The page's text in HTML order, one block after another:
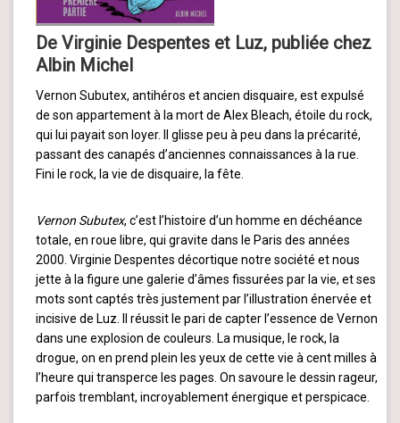
De Virginie Despentes et Luz, publiée chez
Albin Michel
Vernon Subutex, antihéros et ancien disquaire, est expulsé
de son appartement à la mort de Alex Bleach, étoile du rock,
qui lui payait son loyer. Il glisse peu à peu dans la précarité,
passant des canapés d’anciennes connaissances à la rue.
Fini le rock, la vie de disquaire, la fête.
Vernon Subutex, c’est l’histoire d’un homme en déchéance
totale, en roue libre, qui gravite dans le Paris des années
2000. Virginie Despentes décortique notre société et nous
jette à la figure une galerie d’âmes fissurées par la vie, et ses
mots sont captés très justement par l’illustration énervée et
incisive de Luz. Il réussit le pari de capter l’essence de Vernon
dans une explosion de couleurs. La musique, le rock, la
drogue, on en prend plein les yeux de cette vie à cent milles à
l’heure qui transperce les pages. On savoure le dessin rageur,
parfois tremblant, incroyablement énergique et perspicace.